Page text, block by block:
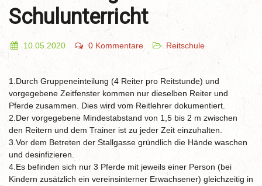
Schulunterricht
10.05.2020 0 Kommentare Reitschule
1.Durch Gruppeneinteilung (4 Reiter pro Reitstunde) und
vorgegebene Zeitfenster kommen nur dieselben Reiter und
Pferde zusammen. Dies wird vom Reitlehrer dokumentiert.
2.Der vorgegebene Mindestabstand von 1,5 bis 2 m zwischen
den Reitern und dem Trainer ist zu jeder Zeit einzuhalten.
3.Vor dem Betreten der Stallgasse gründlich die Hände waschen
und desinfizieren.
4.Es befinden sich nur 3 Pferde mit jeweils einer Person (bei
Kindern zusätzlich ein vereinsinterner Erwachsener) gleichzeitig in